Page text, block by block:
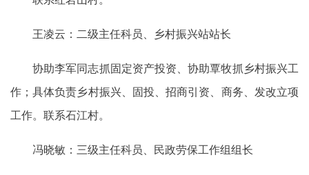
王凌云：二级主任科员、乡村振兴站站长
协助李军同志抓固定资产投资、协助覃牧抓乡村振兴工
作；具体负责乡村振兴、固投、招商引资、商务、发改立项
工作。联系石江村。
冯晓敏：三级主任科员、民政劳保工作组组长